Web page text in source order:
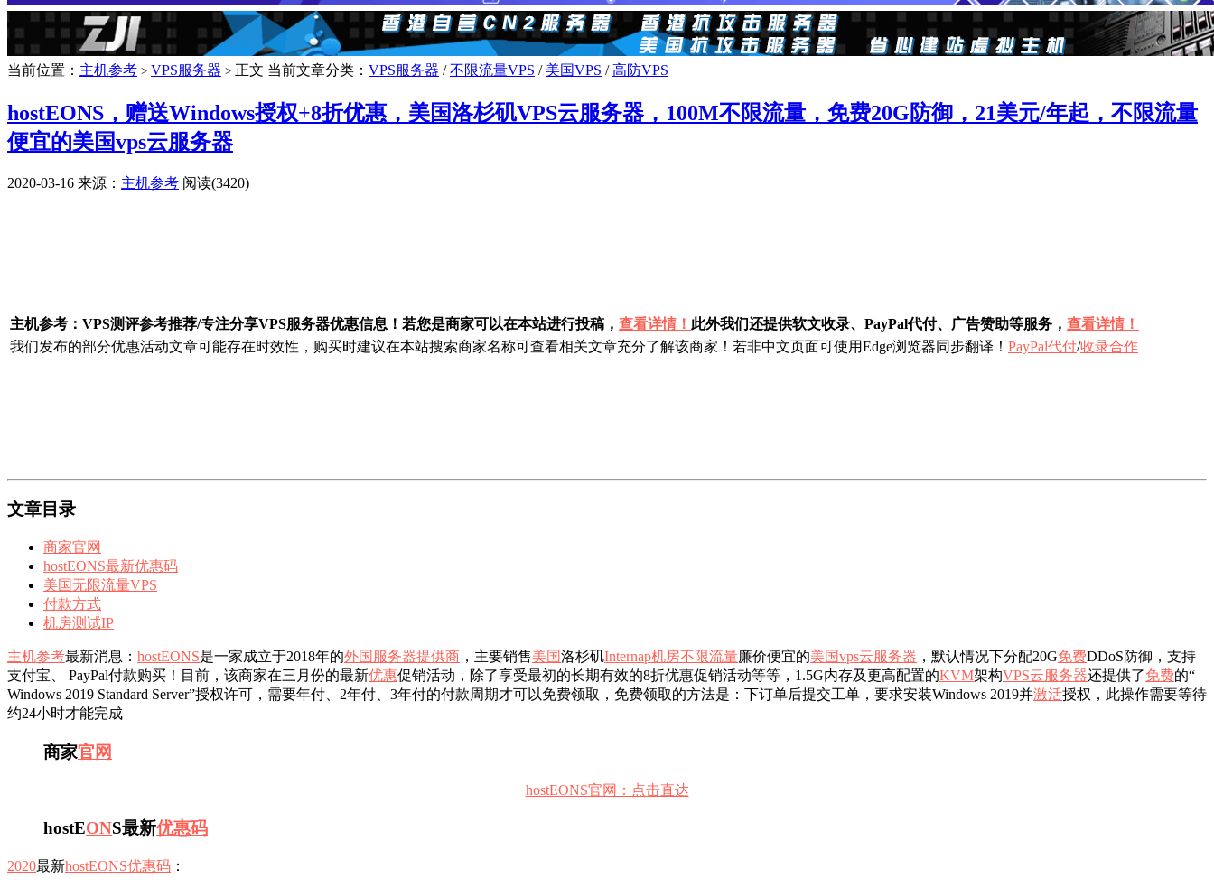
当前位置： 主机参考 > VPS服务器 > 正文 当前文章分类： VPS服务器 /不限流量VPS / 美国VPS /高防VPS
hostEONS，赠送Windows授权+8折优惠，美国洛杉矶VPS云服务器，100M不限流量，免费20G防御，21美元/年起，不限流量
便宜的美国vps云服务器
2020-03-16 来源： 主机参考 阅读(3420)
主机参考：VPS测评参考推荐/专注分享VPS服务器优惠信息！若您是商家可以在本站进行投稿， 查看详情！ 此外我们还提供软文收录、PayPal代付、广告赞助等服务， 查看详情！
我们发布的部分优惠活动文章可能存在时效性，购买时建议在本站搜索商家名称可查看相关文章充分了解该商家！若非中文页面可使用Edge浏览器同步翻译！ PayPal代付/收录合作
文章目录
商家官网
hostEONS最新优惠码
美国无限流量VPS
付款方式
机房测试IP
主机参考最新消息： hostEONS是一家成立于2018年的外国服务器提供商 ，主要销售美国洛杉矶Internap机房不限流量廉价便宜的美国vps云服务器 ，默认情况下分配20G免费DDoS防御，支持
支付宝、 PayPal付款购买！目前，该商家在三月份的最新优惠促销活动，除了享受最初的长期有效的8折优惠促销活动等等，1.5G内存及更高配置的KVM架构VPS云服务器还提供了免费的“
Windows 2019 Standard Server”授权许可，需要年付、2年付、3年付的付款周期才可以免费领取，免费领取的方法是：下订单后提交工单，要求安装Windows 2019并激活授权，此操作需要等待
约24小时才能完成
商家官网
hostEONS官网：点击直达
hostEONS最新优惠码
2020最新hostEONS优惠码 ：